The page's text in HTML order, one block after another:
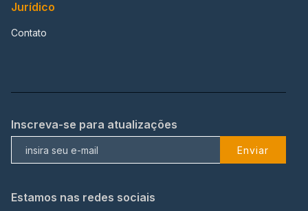
Jurídico
Contato
Inscreva-se para atualizações
Enviar
Estamos nas redes sociais